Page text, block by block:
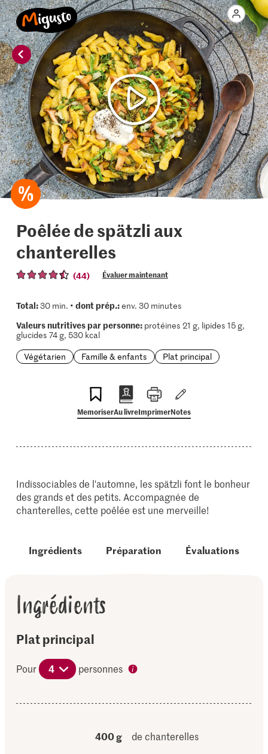
Poêlée de spätzli aux
chanterelles
(44) Évaluer maintenant
Total:30 min. • dont prép.:env. 30 minutes
Valeurs nutritives par personne:protéines 21 g, lipides 15 g,
glucides 74 g, 530 kcal
Végétarien
Famille & enfants Plat principal
MemoriserAu livreImprimerNotes
Indissociables de l'automne, les spätzli font le bonheur
des grands et des petits. Accompagnée de
chanterelles, cette poêlée est une merveille!
Ingrédients Préparation Évaluations
Ingrédients
Plat principal
Pour 4 personnes
400 g
de chanterelles